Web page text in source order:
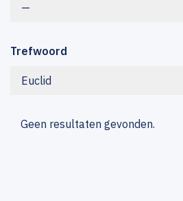
—
Trefwoord
Euclid
Geen resultaten gevonden.